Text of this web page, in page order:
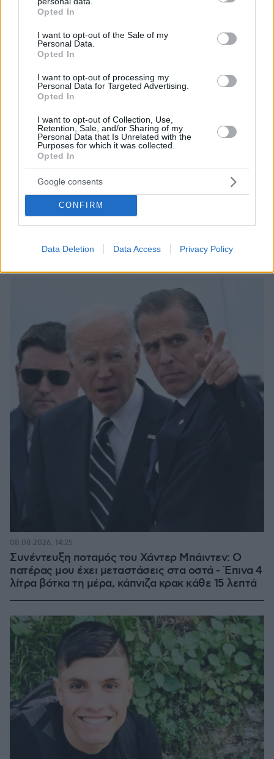
grant or deny consent to Google and its third-party tags to
use your data for below specified purposes in below Google
consent section.
Opted In
I want to opt-out of the Sale of my
Personal Data.
Opted In
I want to opt-out of processing my
Personal Data for Targeted Advertising.
Opted In
I want to opt-out of Collection, Use,
Retention, Sale, and/or Sharing of my
Personal Data that Is Unrelated with the
Purposes for which it was collected.
Opted In
Google consents
CONFIRM
Data Deletion Data Access Privacy Policy
Μετώπη
πριν 29 λεπτά
Αττική και άλλες πέντε περιοχές της χώρας
πριν 29 λεπτά
απέραντο μπλε της νότιας Κρήτης
πριν 34 λεπτά
Πλοίο δέχθηκε επίθεση στα ανοικτά του Ομάν -
Ασφαλές το πλήρωμα λένε οι Βρετανοί
πριν 42 λεπτά
ΔΕΙΤΕ ΟΛΕΣ ΤΙΣ ΕΙΔΗΣΕΙΣ
ΤΑ ΠΙΟ ΔΗΜΟΦΙΛΗ
Συνέντευξη ποταμός του Χάντερ Μπάιντεν: Ο
πατέρας μου έχει μεταστάσεις στα οστά - Έπινα 4
λίτρα βότκα τη μέρα, κάπνιζα κρακ κάθε 15 λεπτά
08.08.2026, 14:25